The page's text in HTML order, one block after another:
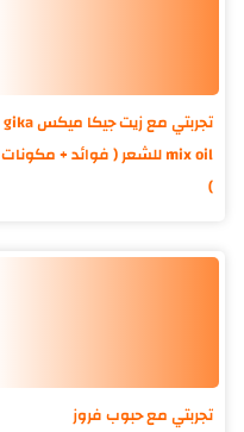
تجربتي مع زيت جيكا ميكس gika
mix oil للشعر ( فوائد + مكونات
)
تجربتي مع حبوب فروز